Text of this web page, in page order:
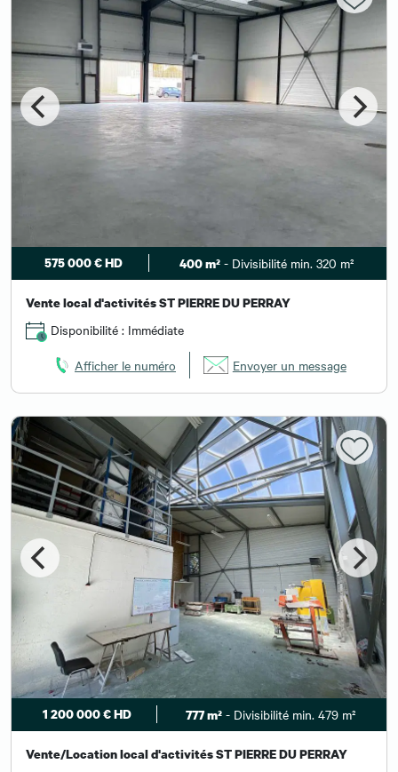
575 000 € HD 400 m² - Divisibilité min. 320 m²
Vente local d'activités ST PIERRE DU PERRAY
Disponibilité : Immédiate
Afficher le numéro Envoyer un message
1 200 000 € HD 777 m²- Divisibilité min. 479 m²
Vente/Location local d'activités ST PIERRE DU PERRAY